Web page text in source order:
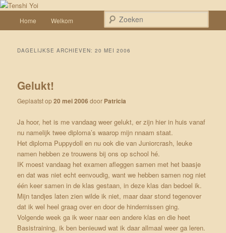
Spring naar de primaire inhoud
Spring naar de secundaire inhoud
Tenshi Yoi
Een weblog over onze Shiba’s (Keiko, Rontu, Miyuki, Tatsu en Yumi)
Home Welkom
DAGELIJKSE ARCHIEVEN:20 MEI 2006
Gelukt!
Geplaatst op20 mei 2006 door Patricia
Ja hoor, het is me vandaag weer gelukt, er zijn hier in huis vanaf
nu namelijk twee diploma’s waarop mijn nnaam staat.
Hetdiploma Puppydoll en nu ook die van Juniorcrash, leuke
namen hebben ze trouwens bij ons op school hé.
IK moest vandaag het examen afleggen samen met het baasje
en dat was niet echt eenvoudig, want we hebben samen nog niet
één keer samen in de klas gestaan, in deze klas dan bedoel ik.
Mijn tandjes laten zien wilde ik niet, maar daar stond tegenover
dat ik wel heel graag over en door de hindernissen ging.
Volgende week ga ik weer naar een andere klas en die heet
Basistraining, ik ben benieuwd wat ik daar allmaal weer ga leren.